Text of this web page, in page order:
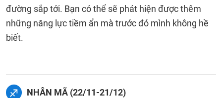
đường sắp tới. Bạn có thể sẽ phát hiện được thêm
những năng lực tiềm ẩn mà trước đó mình không hề
biết.
NHÂN MÃ (22/11-21/12)